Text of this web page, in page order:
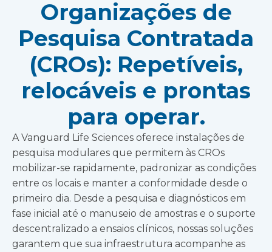
Organizações de
Pesquisa Contratada
(CROs): Repetíveis,
relocáveis e prontas
para operar.
A Vanguard Life Sciences oferece instalações de
pesquisa modulares que permitem às CROs
mobilizar-se rapidamente, padronizar as condições
entre os locais e manter a conformidade desde o
primeiro dia. Desde a pesquisa e diagnósticos em
fase inicial até o manuseio de amostras e o suporte
descentralizado a ensaios clínicos, nossas soluções
garantem que sua infraestrutura acompanhe as